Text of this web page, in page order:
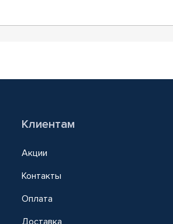
Клиентам
Акции
Контакты
Оплата
Доставка